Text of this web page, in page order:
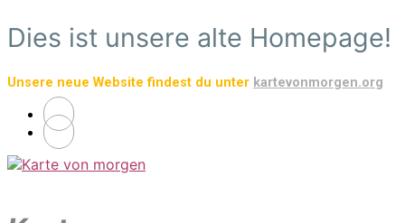
Zum
Hauptinhalt
Dies ist unsere alte Homepage!
Unsere neue Website findest du unter kartevonmorgen.org